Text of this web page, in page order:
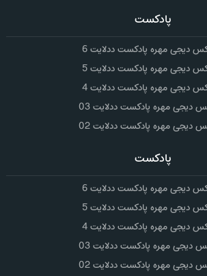
پادکست
دیجی مهره پادکست ددلایت 6
دیجی مهره پادکست ددلایت 5
دیجی مهره پادکست ددلایت 4
دیجی مهره پادکست ددلایت 03
دیجی مهره پادکست ددلایت 02
پادکست
دیجی مهره پادکست ددلایت 6
دیجی مهره پادکست ددلایت 5
دیجی مهره پادکست ددلایت 4
دیجی مهره پادکست ددلایت 03
دیجی مهره پادکست ددلایت 02